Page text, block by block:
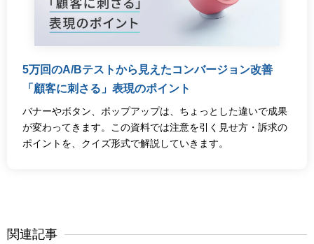
5万回のA/Bテストから見えたコンバージョン改善
「顧客に刺さる」表現のポイント
バナーやボタン、ポップアップは、ちょっとした違いで成果
が変わってきます。この資料では注意を引く見せ方・訴求の
ポイントを、クイズ形式で解説していきます。
関連記事